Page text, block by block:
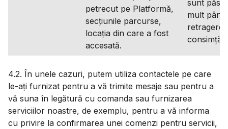
petrecut pe Platformă,
secțiunile parcurse,
locația din care a fost
accesată.
sunt
mult până
retragerea
4.2. În unele cazuri, putem utiliza contactele pe care
le-ați furnizat pentru a vă trimite mesaje sau pentru a
vă suna în legătură cu comanda sau furnizarea
serviciilor noastre, de exemplu, pentru a vă informa
cu privire la confirmarea unei comenzi pentru servicii,